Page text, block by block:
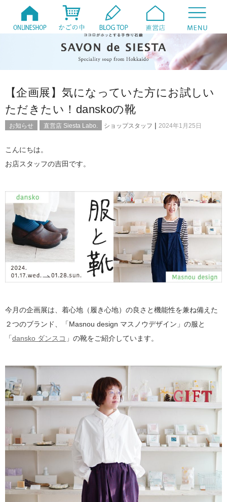
【企画展】気になっていた方にお試しい
ただきたい！danskoの靴
お知らせ 直営店 Siesta Labo. ショップスタッフ | 2024年1月25日
こんにちは。
お店スタッフの吉田です。
今月の企画展は、着心地（履き心地）の良さと機能性を兼ね備えた
２つのブランド、「Masnou design マスノウデザイン」の服と
「dansko ダンスコ 」の靴をご紹介しています。